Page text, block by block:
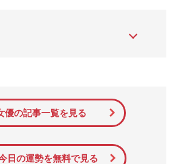
ら約2か月後、宮内庁は結婚延期を
優の記事一覧を見る
日の運勢を無料で見る